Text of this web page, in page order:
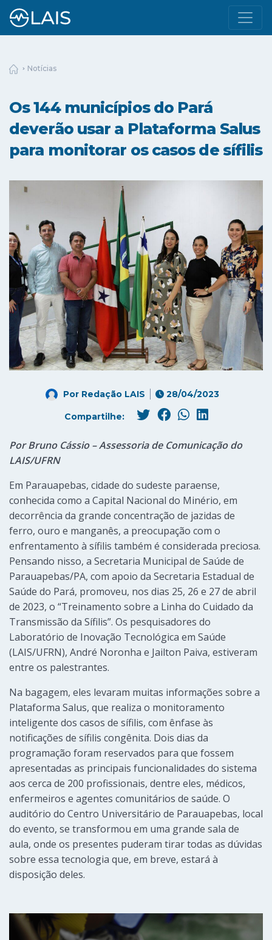
Notícias
Os 144 municípios do Pará
deverão usar a Plataforma Salus
para monitorar os casos de sífilis
Por Redação LAIS 28/04/2023
Compartilhe:
Por Bruno Cássio – Assessoria de Comunicação do
LAIS/UFRN
Em Parauapebas, cidade do sudeste paraense,
conhecida como a Capital Nacional do Minério, em
decorrência da grande concentração de jazidas de
ferro, ouro e manganês, a preocupação com o
enfrentamento à sífilis também é considerada preciosa.
Pensando nisso, a Secretaria Municipal de Saúde de
Parauapebas/PA, com apoio da Secretaria Estadual de
Saúde do Pará, promoveu, nos dias 25, 26 e 27 de abril
de 2023, o “Treinamento sobre a Linha do Cuidado da
Transmissão da Sífilis”. Os pesquisadores do
Laboratório de Inovação Tecnológica em Saúde
(LAIS/UFRN), André Noronha e Jailton Paiva, estiveram
entre os palestrantes.
Na bagagem, eles levaram muitas informações sobre a
Plataforma Salus, que realiza o monitoramento
inteligente dos casos de sífilis, com ênfase às
notificações de sífilis congênita. Dois dias da
programação foram reservados para que fossem
apresentadas as principais funcionalidades do sistema
aos cerca de 200 profissionais, dentre eles, médicos,
enfermeiros e agentes comunitários de saúde. O
auditório do Centro Universitário de Parauapebas, local
do evento, se transformou em uma grande sala de
aula, onde os presentes puderam tirar todas as dúvidas
sobre essa tecnologia que, em breve, estará à
disposição deles.